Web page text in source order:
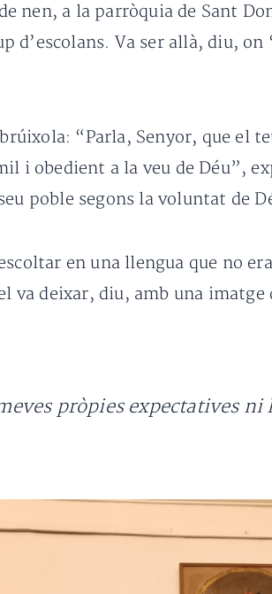
nen, a la parròquia de Sant
Va ser allà, diu, on
“Parla, Senyor, que el
i obedient a la veu de Déu”,
poble segons la voluntat de
en una llengua que no
va deixar, diu, amb una imatge
pròpies expectatives ni